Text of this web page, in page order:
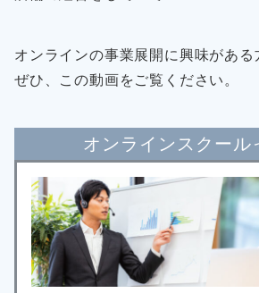
オンラインの事業展開に興味がある
ぜひ、この動画をご覧ください。
オンラインスクール